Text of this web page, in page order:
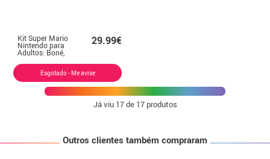
Kit Super Mario
Nintendo para
Adultos: Boné,
luvas e bigode
29.99€
Esgotado - Me avise
Já viu 17de 17 produtos
Outros clientes também compraram